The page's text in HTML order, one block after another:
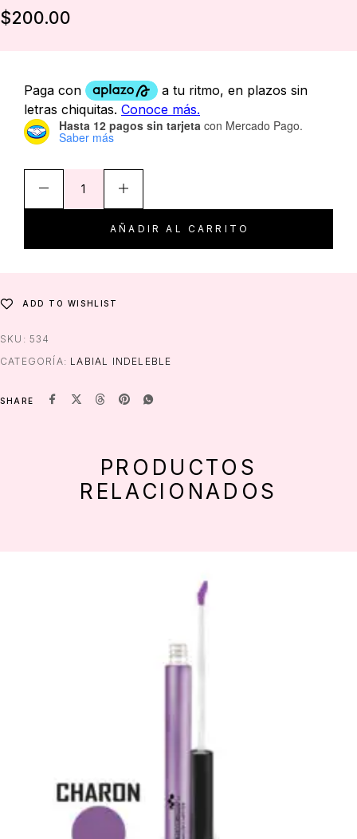
$200.00
Hasta 12 pagos sin tarjeta con Mercado Pago.
Saber más
AÑADIR AL CARRITO
ADD TO WISHLIST
SKU: 534
CATEGORÍA: LABIAL INDELEBLE
SHARE
PRODUCTOS
RELACIONADOS